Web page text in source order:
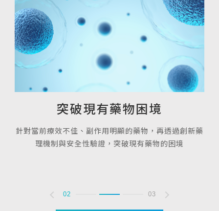
突破現有藥物困境
針對當前療效不佳、副作用明顯的藥物，再透過創新藥
理機制與安全性驗證，突破現有藥物的困境
02 03